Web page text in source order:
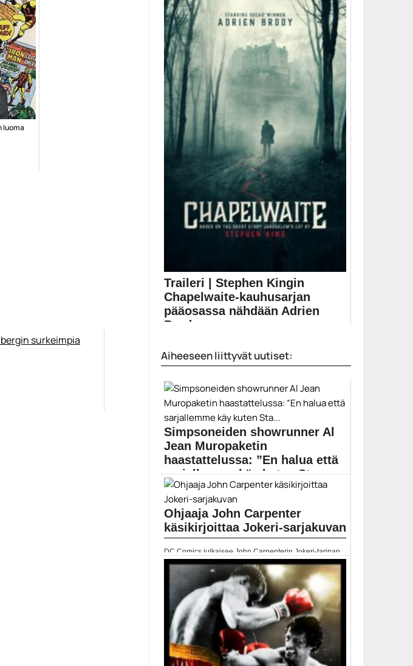
luoma
Terminator-räiskintäpeli tulee saataville marraskuussa.
Aiemmin tässä kuussa julkistettu...
elokuvapelit
Traileri | Stephen Kingin
Chapelwaite-kauhusarjan
pääosassa nähdään Adrien
Brody
novelliin....
Aiheeseen liittyvät uutiset:
Simpsoneiden showrunner Al
Jean Muropaketin
haastattelussa: ”En halua että
sarjallemme käy kuten Sta...
Showrunner, käsikirjoittaja ja tuottaja Al Jean on
tehnyt...
Al Jean
Ohjaaja John Carpenter
käsikirjoittaa Jokeri-sarjakuvan
DC Comics julkaisee John Carpenterin Jokeri-tarinan
lokakuussa. DC...
Anthony Burch